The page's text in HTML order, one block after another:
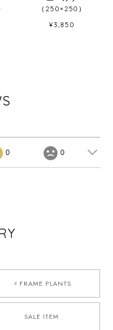
（250×250）
¥3,850
0 0
▫︎FRAME PLANTS
SALE ITEM